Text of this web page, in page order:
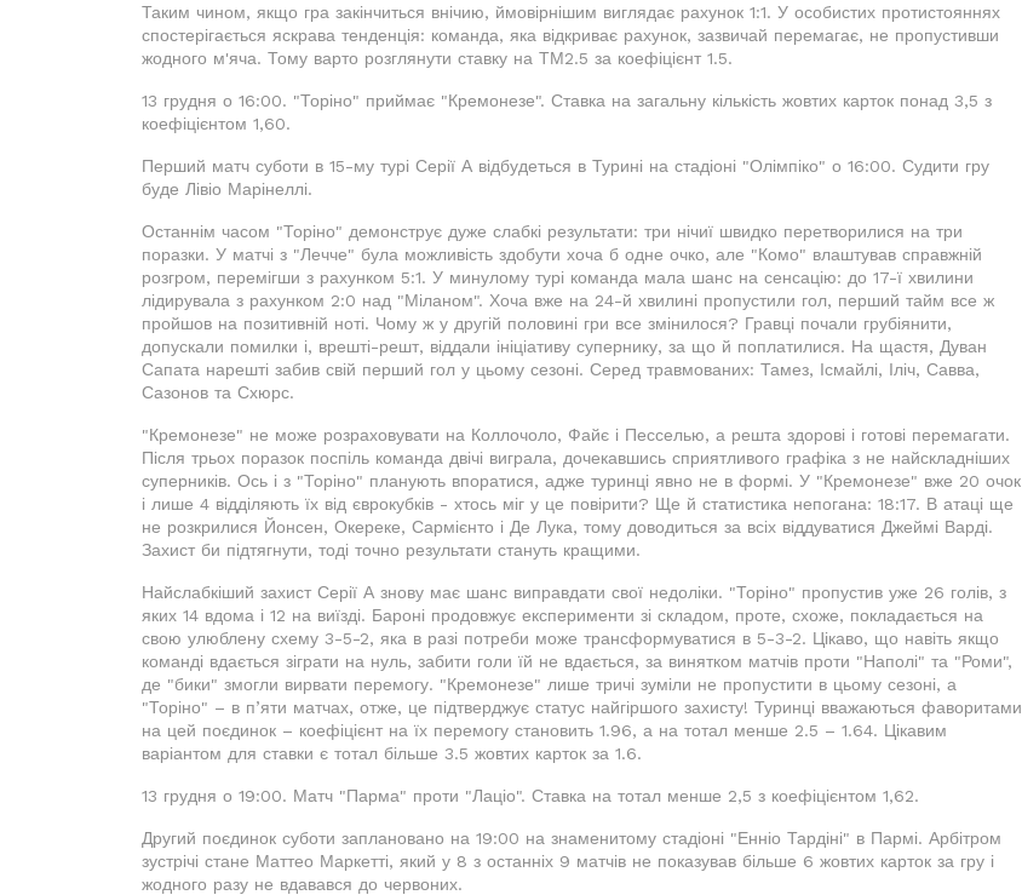
Таким чином, якщо гра закінчиться внічию, ймовірнішим виглядає рахунок 1:1. У особистих протистояннях
спостерігається яскрава тенденція: команда, яка відкриває рахунок, зазвичай перемагає, не пропустивши
жодного м'яча. Тому варто розглянути ставку на ТМ2.5 за коефіцієнт 1.5.
13 грудня о 16:00. "Торіно" приймає "Кремонезе". Ставка на загальну кількість жовтих карток понад 3,5 з
коефіцієнтом 1,60.
Перший матч суботи в 15-му турі Серії А відбудеться в Турині на стадіоні "Олімпіко" о 16:00. Судити гру
буде Лівіо Марінеллі.
Останнім часом "Торіно" демонструє дуже слабкі результати: три нічиї швидко перетворилися на три
поразки. У матчі з "Лечче" була можливість здобути хоча б одне очко, але "Комо" влаштував справжній
розгром, перемігши з рахунком 5:1. У минулому турі команда мала шанс на сенсацію: до 17-ї хвилини
лідирувала з рахунком 2:0 над "Міланом". Хоча вже на 24-й хвилині пропустили гол, перший тайм все ж
пройшов на позитивній ноті. Чому ж у другій половині гри все змінилося? Гравці почали грубіянити,
допускали помилки і, врешті-решт, віддали ініціативу супернику, за що й поплатилися. На щастя, Дуван
Сапата нарешті забив свій перший гол у цьому сезоні. Серед травмованих: Тамез, Ісмайлі, Іліч, Савва,
Сазонов та Схюрс.
"Кремонезе" не може розраховувати на Коллочоло, Файє і Песселью, а решта здорові і готові перемагати.
Після трьох поразок поспіль команда двічі виграла, дочекавшись сприятливого графіка з не найскладніших
суперників. Ось і з "Торіно" планують впоратися, адже туринці явно не в формі. У "Кремонезе" вже 20 очок
і лише 4 відділяють їх від єврокубків - хтось міг у це повірити? Ще й статистика непогана: 18:17. В атаці ще
не розкрилися Йонсен, Окереке, Сармієнто і Де Лука, тому доводиться за всіх віддуватися Джеймі Варді.
Захист би підтягнути, тоді точно результати стануть кращими.
Найслабкіший захист Серії А знову має шанс виправдати свої недоліки. "Торіно" пропустив уже 26 голів, з
яких 14 вдома і 12 на виїзді. Бароні продовжує експерименти зі складом, проте, схоже, покладається на
свою улюблену схему 3-5-2, яка в разі потреби може трансформуватися в 5-3-2. Цікаво, що навіть якщо
команді вдається зіграти на нуль, забити голи їй не вдається, за винятком матчів проти "Наполі" та "Роми",
де "бики" змогли вирвати перемогу. "Кремонезе" лише тричі зуміли не пропустити в цьому сезоні, а
"Торіно" – в п’яти матчах, отже, це підтверджує статус найгіршого захисту! Туринці вважаються фаворитами
на цей поєдинок – коефіцієнт на їх перемогу становить 1.96, а на тотал менше 2.5 – 1.64. Цікавим
варіантом для ставки є тотал більше 3.5 жовтих карток за 1.6.
13 грудня о 19:00. Матч "Парма" проти "Лаціо". Ставка на тотал менше 2,5 з коефіцієнтом 1,62.
Другий поєдинок суботи заплановано на 19:00 на знаменитому стадіоні "Енніо Тардіні" в Пармі. Арбітром
зустрічі стане Маттео Маркетті, який у 8 з останніх 9 матчів не показував більше 6 жовтих карток за гру і
жодного разу не вдавався до червоних.